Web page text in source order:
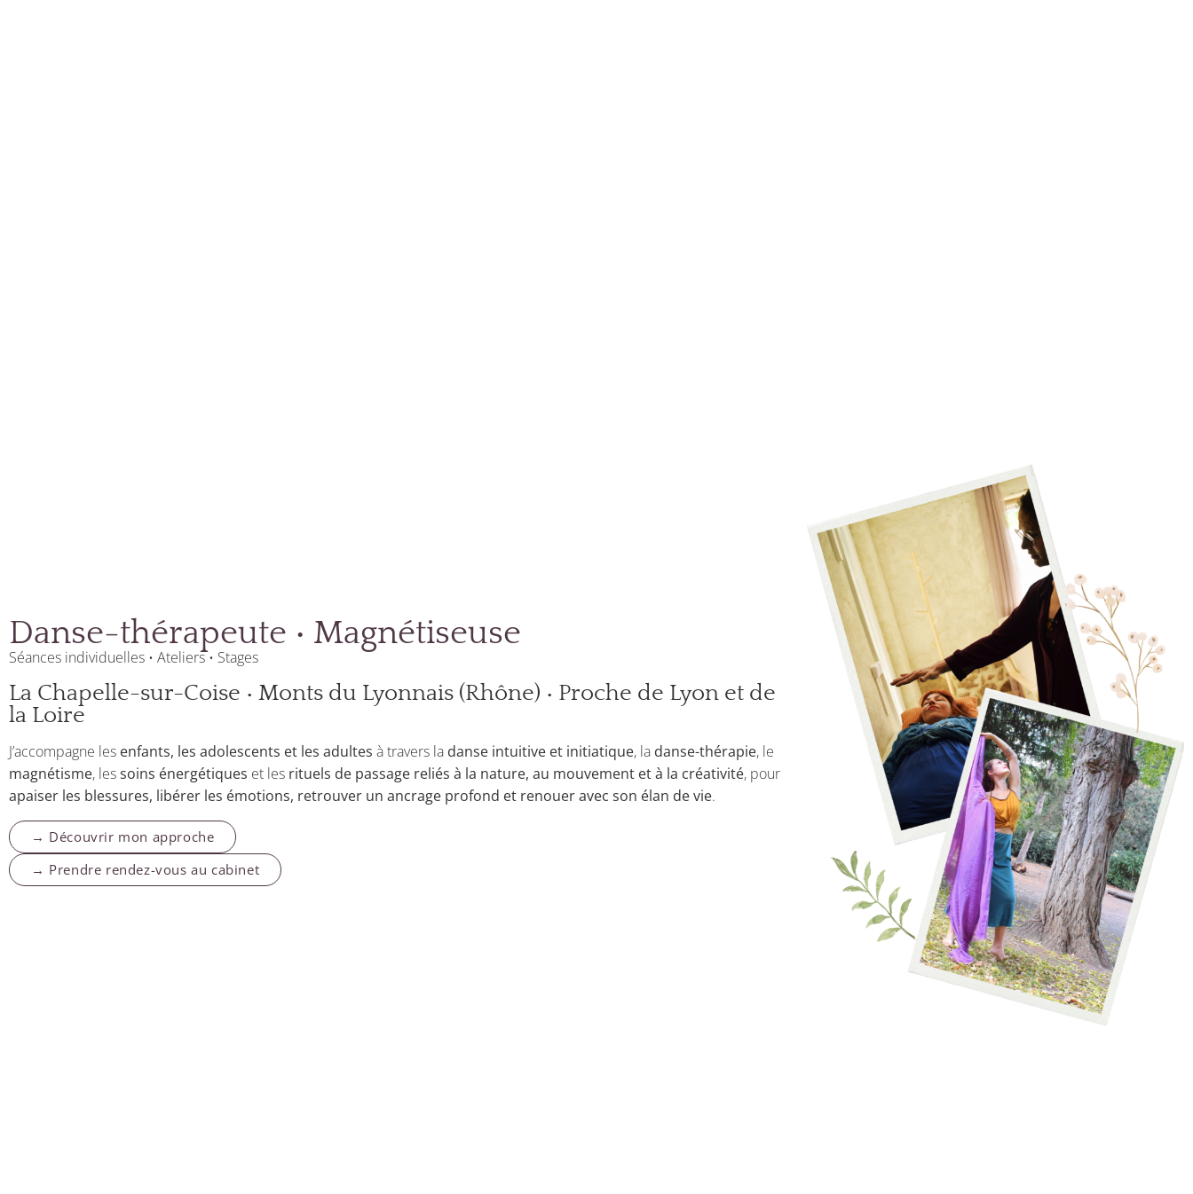
Danse-thérapeute • Magnétiseuse
Séances individuelles • Ateliers • Stages
La Chapelle-sur-Coise • Monts du Lyonnais (Rhône) • Proche de Lyon et de
la Loire
J’accompagne les enfants, les adolescents et les adultes à travers la danse intuitive et initiatique, la danse-thérapie, le
magnétisme, lessoins énergétiques et les rituels de passage reliés à la nature, au mouvement et à la créativité, pour
apaiser les blessures, libérer les émotions, retrouver un ancrage profond et renouer avec son élan de vie.
→ Découvrir mon approche
→ Prendre rendez-vous au cabinet